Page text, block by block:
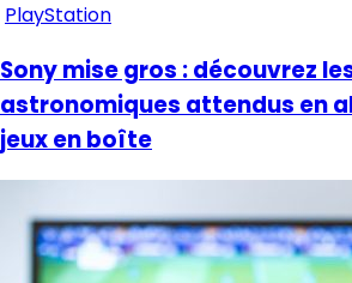
PlayStation
Sony mise gros : découvrez
astronomiques attendus en
jeux en boîte